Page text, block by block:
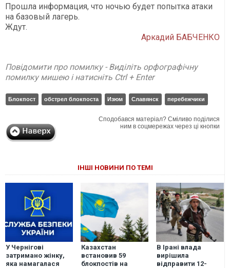
Прошла информация, что ночью будет попытка атаки
на базовый лагерь.
Ждут.
Аркадий БАБЧЕНКО
Повідомити про помилку - Виділіть орфографічну
помилку мишею і натисніть Ctrl + Enter
Блокпост обстрел блокпоста Изюм Славянск перебежчики
Сподобався матеріал? Сміливо поділися
ним в соцмережах через ці кнопки
ІНШІ НОВИНИ ПО ТЕМІ
У Чернігові
затримано жінку,
яка намагалася
Казахстан
встановив 59
блокпостів на
В Ірані влада
вирішила
відправити 12-